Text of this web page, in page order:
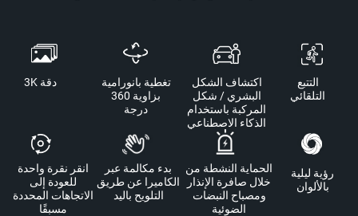
دقة 3K
تغطية بانورامية
بزاوية 360
درجة
اكتشاف الشكل
البشري / شكل
المركبة باستخدام
الذكاء الاصطناعي
التتبع
التلقائي
انقر نقرة واحدة
للعودة إلى
الاتجاهات المحددة
مسبقًا
بدء مكالمة عبر
الكاميرا عن طريق
التلويح باليد
الحماية النشطة من
خلال صافرة الإنذار
ومصباح النبضات
الضوئية
رؤية ليلية
بالألوان